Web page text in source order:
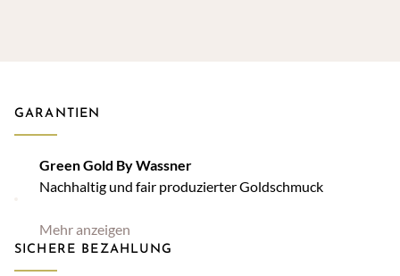
GARANTIEN
Green Gold By Wassner
Nachhaltig und fair produzierter Goldschmuck
Mehr anzeigen
SICHERE BEZAHLUNG